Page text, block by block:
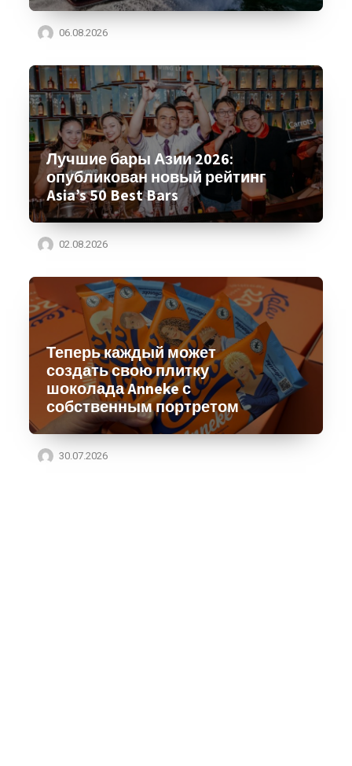
06.08.2026
Лучшие бары Азии 2026:
опубликован новый рейтинг
Asia’s 50 Best Bars
02.08.2026
Теперь каждый может
создать свою плитку
шоколада Anneke с
собственным портретом
30.07.2026